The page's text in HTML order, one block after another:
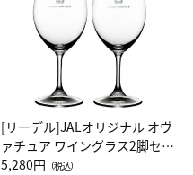
[リーデル]JALオリジナル オヴ
ァチュア ワイングラス2脚セッ
ト（レッドワイン）
5,280円 （税込）